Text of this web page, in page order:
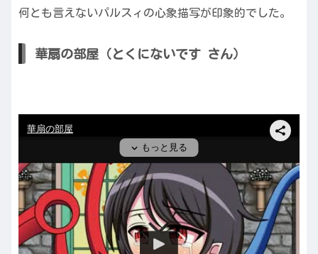
何とも言えないパルスィの心象描写が印象的でした。
華扇の部屋（とくにないです さん）